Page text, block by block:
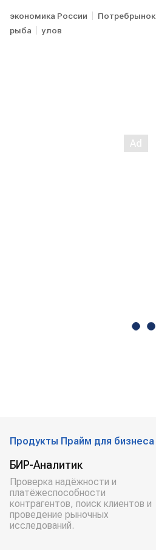
экономика России Потребрынок
рыба
улов
Продукты Прайм для бизнеса
БИР-Аналитик
Проверка надёжности и
платёжеспособности
контрагентов, поиск клиентов и
проведение рыночных
исследований.